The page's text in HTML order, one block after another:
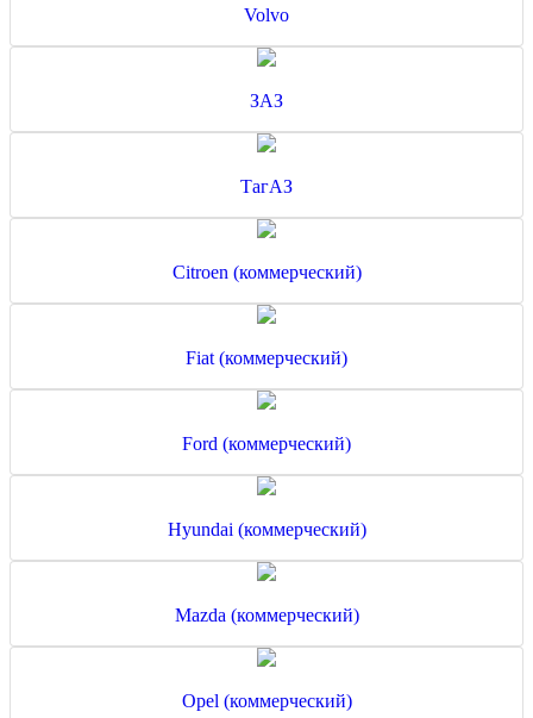
Volvo
ЗАЗ
ТагАЗ
Citroen (коммерческий)
Fiat (коммерческий)
Ford (коммерческий)
Hyundai (коммерческий)
Mazda (коммерческий)
Opel (коммерческий)